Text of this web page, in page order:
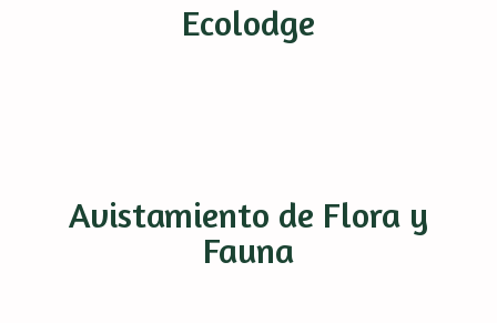
Ecolodge
Avistamiento de Flora y
Fauna